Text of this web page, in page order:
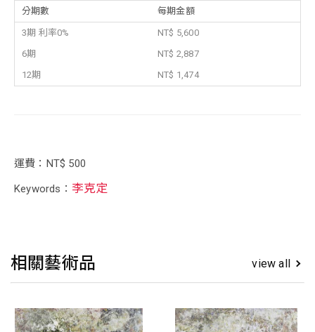
分期數 每期金額
3期 利率0%
NT$ 5,600
6期
NT$ 2,887
12期
NT$ 1,474
運費：NT$ 500
Keywords： 李克定
相關藝術品 view all